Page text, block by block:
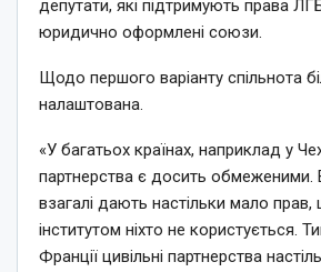
депутати, які підтримують права
юридично оформлені союзи.
Щодо першого варіанту спільнота
налаштована.
«У багатьох країнах, наприклад у
партнерства є досить обмеженими.
взагалі дають настільки мало
інститутом ніхто не користується.
Франції цивільні партнерства